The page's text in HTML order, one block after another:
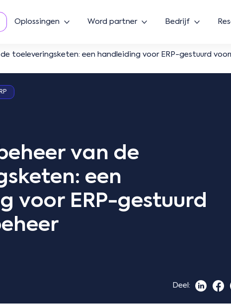
Oplossingen Word partner Bedrijf
toeleveringsketen: een handleiding voor ERP-gestuurd
van de
een
voor ERP-gestuurd
Deel: